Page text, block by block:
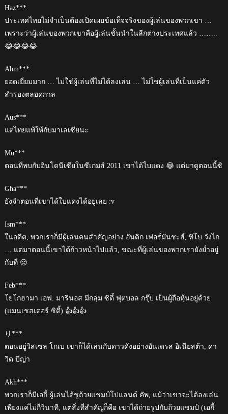
Haz***
ประเทศไทยไม่จำเป็นต้องเปิดเผยข้อเท็จจริงของผู้เล่นของพวกเขา …
เพราะว่าผู้เล่นของพวกเขาคือผู้เล่นชั้นนำในลีกต่างประเทศแล้ว ……..
😂😂😂😂
Ahm***
ยอดเยี่ยมมาก … ไม่ใช่ผู้เล่นที่ไม่ได้ลงเล่น … ไม่ใช่ผู้เล่นที่เป็นแค่ตัว
สำรองตลอดกาล
Aus***
แต่ไทยแพ้ให้กับมาเลเซียนะ
Mu***
ตอนที่พบกับอินโดนีเซียในซีเกมส์ 2011 เขาได้ใบแดง 😂 แต่มาดูตอนนี้ซิ
Gha***
ยังจำตอนที่เขาได้ใบแดงได้อยู่เลย :v
Ism***
ในอดีต, พวกเราก็มีผู้เล่นคนสำคัญอย่าง อันดิก เฟอร์มันชะฮ์, ทิโบ วังไก
… แต่มาตอนนี้เขาได้ก้าวหน้าไปแล้ว, ขณะที่ผู้เล่นของพวกเรายังย่ำอยู่
กับที่ 😑
Feb***
โยโกฮามา เอฟ. มารินอส มีกลุ่ม ซิตี้ ฟุตบอล กรุ๊ป เป็นผู้ถือหุ้นอยู่ด้วย
(แมนเชสเตอร์ ซิตี้) 👍👍👍
り***
ตอนอยู่วิสเซล โกเบ เขาก็ได้เล่นกับดาวดังอย่างอันเดรส อิเนียสต้า, ดา
วิด บีญ่า
Akh***
พวกเราก็มีเอกี้ ผู้เล่นได้ชูถ้วยแชมป์โปแลนด์ คัพ, แม้ว่าเขาจะได้ลงเล่น
เพียงแค่ไม่กี่วินาที, แต่สิ่งที่สำคัญก็คือ เขาได้ถ่ายรูปกับถ้วยแชมป์ (เอกี้